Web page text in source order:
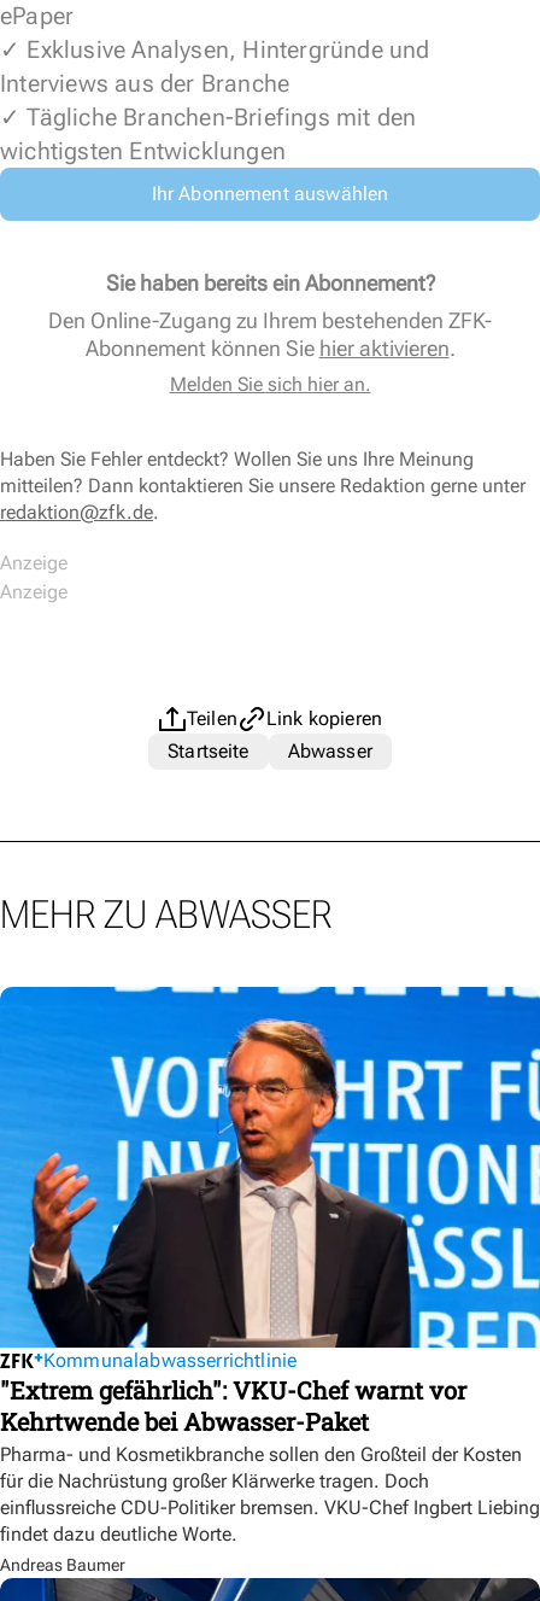
ePaper
✓ Exklusive Analysen, Hintergründe und
Interviews aus der Branche
✓ Tägliche Branchen-Briefings mit den
wichtigsten Entwicklungen
Ihr Abonnement auswählen
Sie haben bereits ein Abonnement?
Den Online-Zugang zu Ihrem bestehenden ZFK-
Abonnement können Sie hier aktivieren.
Melden Sie sich hier an.
Haben Sie Fehler entdeckt? Wollen Sie uns Ihre Meinung
mitteilen? Dann kontaktieren Sie unsere Redaktion gerne unter
redaktion@zfk.de.
Teilen
Link kopieren
Startseite
Abwasser
MEHR ZU ABWASSER
Kommunalabwasserrichtlinie
"Extrem gefährlich": VKU-Chef warnt vor
Kehrtwende bei Abwasser-Paket
Pharma- und Kosmetikbranche sollen den Großteil der Kosten
für die Nachrüstung großer Klärwerke tragen. Doch
einflussreiche CDU-Politiker bremsen. VKU-Chef Ingbert Liebing
findet dazu deutliche Worte.
Andreas Baumer